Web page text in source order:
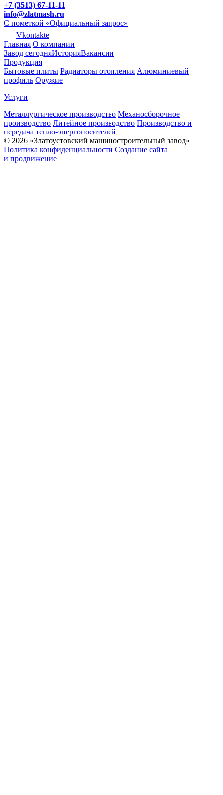
+7 (3513) 67-11-11
info@zlatmash.ru
С пометкой «Официальный запрос»
Vkontakte
Главная О компании
Завод сегодняИсторияВакансии
Продукция
Бытовые плиты Радиаторы отопления Алюминиевый
профиль Оружие
Услуги
Металлургическое производство Механосборочное
производство Литейное производство Производство и
передача тепло-энергоносителей
© 2026 «Златоустовский машиностроительный завод»
Политика конфиденциальности Создание сайта
и продвижение